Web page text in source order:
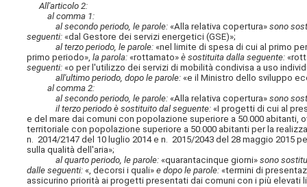
All'articolo 2:
al comma 1:
al secondo periodo, le parole: «Alla relativa copertura»sono
seguenti: «dal Gestore dei servizi energetici (GSE)»;
al terzo periodo, le parole:«nel limite di spesa di cui al primo
primo periodo», la parola:«rottamato» è sostituita dalla seguente:
seguenti: «o per l'utilizzo dei servizi di mobilità condivisa a uso
all'ultimo periodo, dopo le parole:«e il Ministro dello sviluppo
al comma 2:
al secondo periodo, le parole:«Alla relativa copertura» sono
il terzo periodo è sostituito dal seguente:«I progetti di cui al
e del mare dai comuni con popolazione superiore a 50.000 abitanti,
territoriale con popolazione superiore a 50.000 abitanti per la
n. 2014/2147 del 10 luglio 2014 e n. 2015/2043 del 28 maggio 2015
sulla qualità dell'aria»;
al quarto periodo, le parole:«quarantacinque giorni» sono
dalle seguenti:«, decorsi i quali» e dopo le parole:«termini di
assicurino priorità ai progetti presentati dai comuni con i più elevati